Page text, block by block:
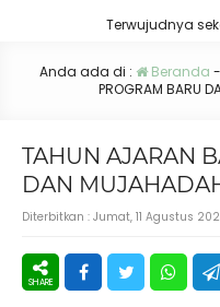
Terwujudnya
Anda ada di : Beranda -
PROGRAM BARU
TAHUN AJARAN
DAN
Diterbitkan : Jumat, 11 Agustus